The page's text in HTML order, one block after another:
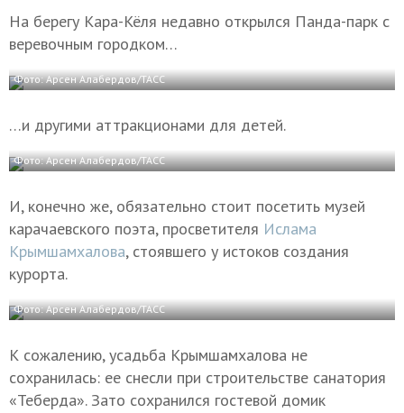
На берегу Кара-Кёля недавно открылся Панда-парк с
веревочным городком…
Фото: Арсен Алабердов/ТАСС
…и другими аттракционами для детей.
Фото: Арсен Алабердов/ТАСС
И, конечно же, обязательно стоит посетить музей
карачаевского поэта, просветителя Ислама
Крымшамхалова, стоявшего у истоков создания
курорта.
Фото: Арсен Алабердов/ТАСС
К сожалению, усадьба Крымшамхалова не
сохранилась: ее снесли при строительстве санатория
«Теберда». Зато сохранился гостевой домик